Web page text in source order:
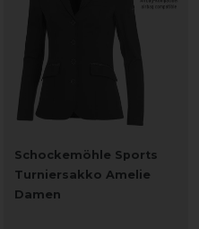
Schockemöhle Sports
Turniersakko Amelie
Damen